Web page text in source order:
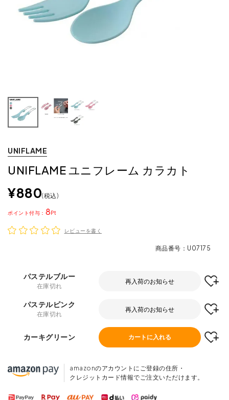
UNIFLAME
UNIFLAME ユニフレーム カラカト
¥880 税込
8
ポイント
レビューを書く
商品番号 U07175
パステルブルー
在庫切れ
再入荷のお知らせ
パステルピンク
在庫切れ
再入荷のお知らせ
カーキグリーン カートに入れる
amazonのアカウントにご登録の住所・
クレジットカード情報でご注文いただけます。